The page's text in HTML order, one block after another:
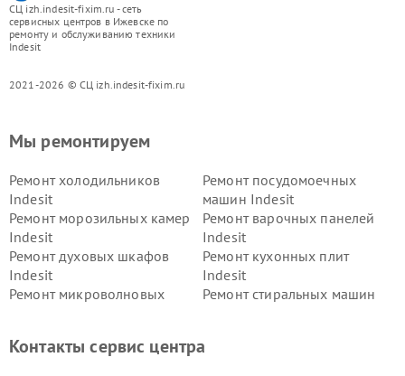
СЦ izh.indesit-fixim.ru - сеть
сервисных центров в Ижевске по
ремонту и обслуживанию техники
Indesit
2021-2026 © СЦ izh.indesit-fixim.ru
Мы ремонтируем
Ремонт холодильников
Indesit
Ремонт посудомоечных
машин Indesit
Ремонт морозильных камер
Indesit
Ремонт варочных панелей
Indesit
Ремонт духовых шкафов
Indesit
Ремонт кухонных плит
Indesit
Ремонт микроволновых
Ремонт стиральных машин
Indesit
Indesit
Контакты сервис центра